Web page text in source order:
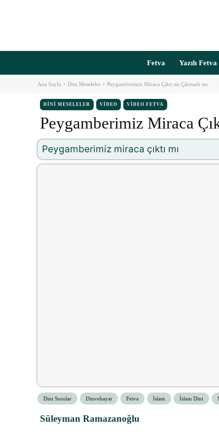
Fetva Yazılı Fetva
Ana Sayfa Dini Meseleler Peygamberimiz Miraca Çıktı mı Çıkmadı mı
DINI MESELELER VIDEO VIDEO FETVA
Peygamberimiz Miraca
Peygamberimiz miraca çıktı mı
Dini Sorular Dinvehayat Fetva İslam İslam Dini
Süleyman Ramazanoğlu